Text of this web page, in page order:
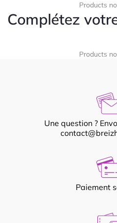
Products
Complétez
Products
Une question ?
Paiement